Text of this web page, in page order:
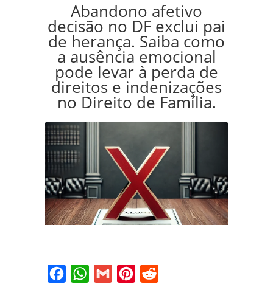
Abandono afetivo
decisão no DF exclui pai
de herança. Saiba como
a ausência emocional
pode levar à perda de
direitos e indenizações
no Direito de Família.